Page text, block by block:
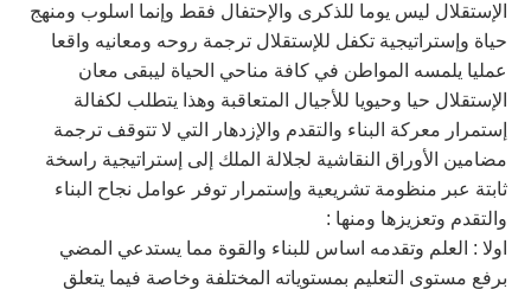
الإستقلال ليس يوما للذكرى والإحتفال فقط وإنما اسلوب ومنهج
حياة وإستراتيجية تكفل للإستقلال ترجمة روحه ومعانيه واقعا
عمليا يلمسه المواطن في كافة مناحي الحياة ليبقى معان
الإستقلال حيا وحيويا للأجيال المتعاقبة وهذا يتطلب لكفالة
إستمرار معركة البناء والتقدم والإزدهار التي لا تتوقف ترجمة
مضامين الأوراق النقاشية لجلالة الملك إلى إستراتيجية راسخة
ثابتة عبر منظومة تشريعية وإستمرار توفر عوامل نجاح البناء
والتقدم وتعزيزها ومنها :
اولا : العلم وتقدمه اساس للبناء والقوة مما يستدعي المضي
برفع مستوى التعليم بمستوياته المختلفة وخاصة فيما يتعلق